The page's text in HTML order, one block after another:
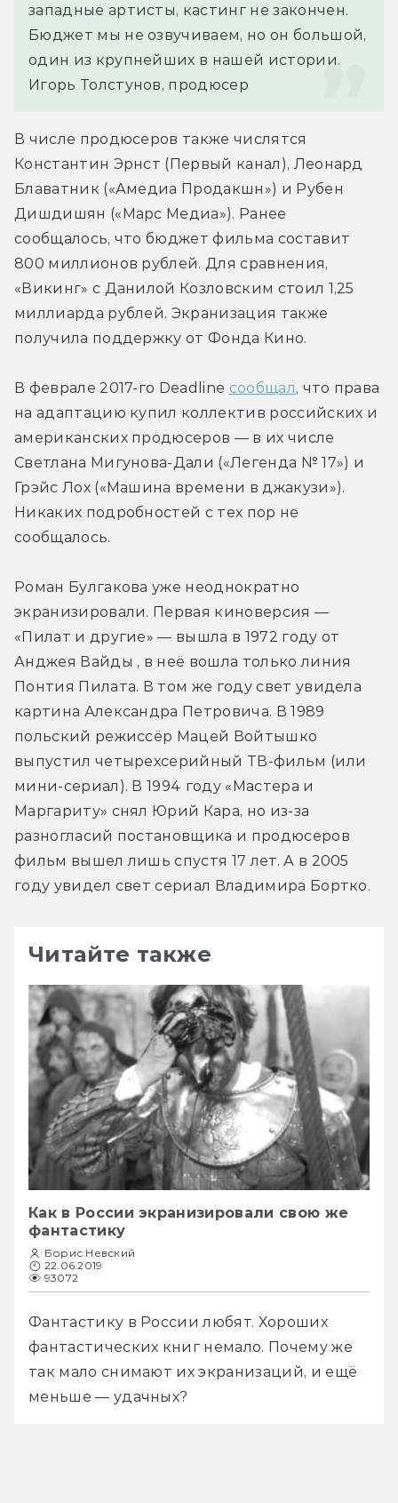
западные артисты, кастинг не закончен.
Бюджет мы не озвучиваем, но он большой,
один из крупнейших в нашей истории.
Игорь Толстунов, продюсер
В числе продюсеров также числятся
Константин Эрнст (Первый канал), Леонард
Блаватник («Амедиа Продакшн») и Рубен
Дишдишян («Марс Медиа»). Ранее
сообщалось, что бюджет фильма составит
800 миллионов рублей. Для сравнения,
«Викинг» с Данилой Козловским стоил 1,25
миллиарда рублей. Экранизация также
получила поддержку от Фонда Кино.
В феврале 2017-го Deadline сообщал, что права
на адаптацию купил коллектив российских и
американских продюсеров — в их числе
Светлана Мигунова-Дали («Легенда № 17») и
Грэйс Лох («Машина времени в джакузи»).
Никаких подробностей с тех пор не
сообщалось.
Роман Булгакова уже неоднократно
экранизировали. Первая киноверсия —
«Пилат и другие» — вышла в 1972 году от
Анджея Вайды , в неё вошла только линия
Понтия Пилата. В том же году свет увидела
картина Александра Петровича. В 1989
польский режиссёр Мацей Войтышко
выпустил четырехсерийный ТВ-фильм (или
мини-сериал). В 1994 году «Мастера и
Маргариту» снял Юрий Кара, но из-за
разногласий постановщика и продюсеров
фильм вышел лишь спустя 17 лет. А в 2005
году увидел свет сериал Владимира Бортко.
Читайте также
Как в России экранизировали свою же
фантастику
Борис Невский
22.06.2019
93072
Фантастику в России любят. Хороших
фантастических книг немало. Почему же
так мало снимают их экранизаций, и ещё
меньше — удачных?